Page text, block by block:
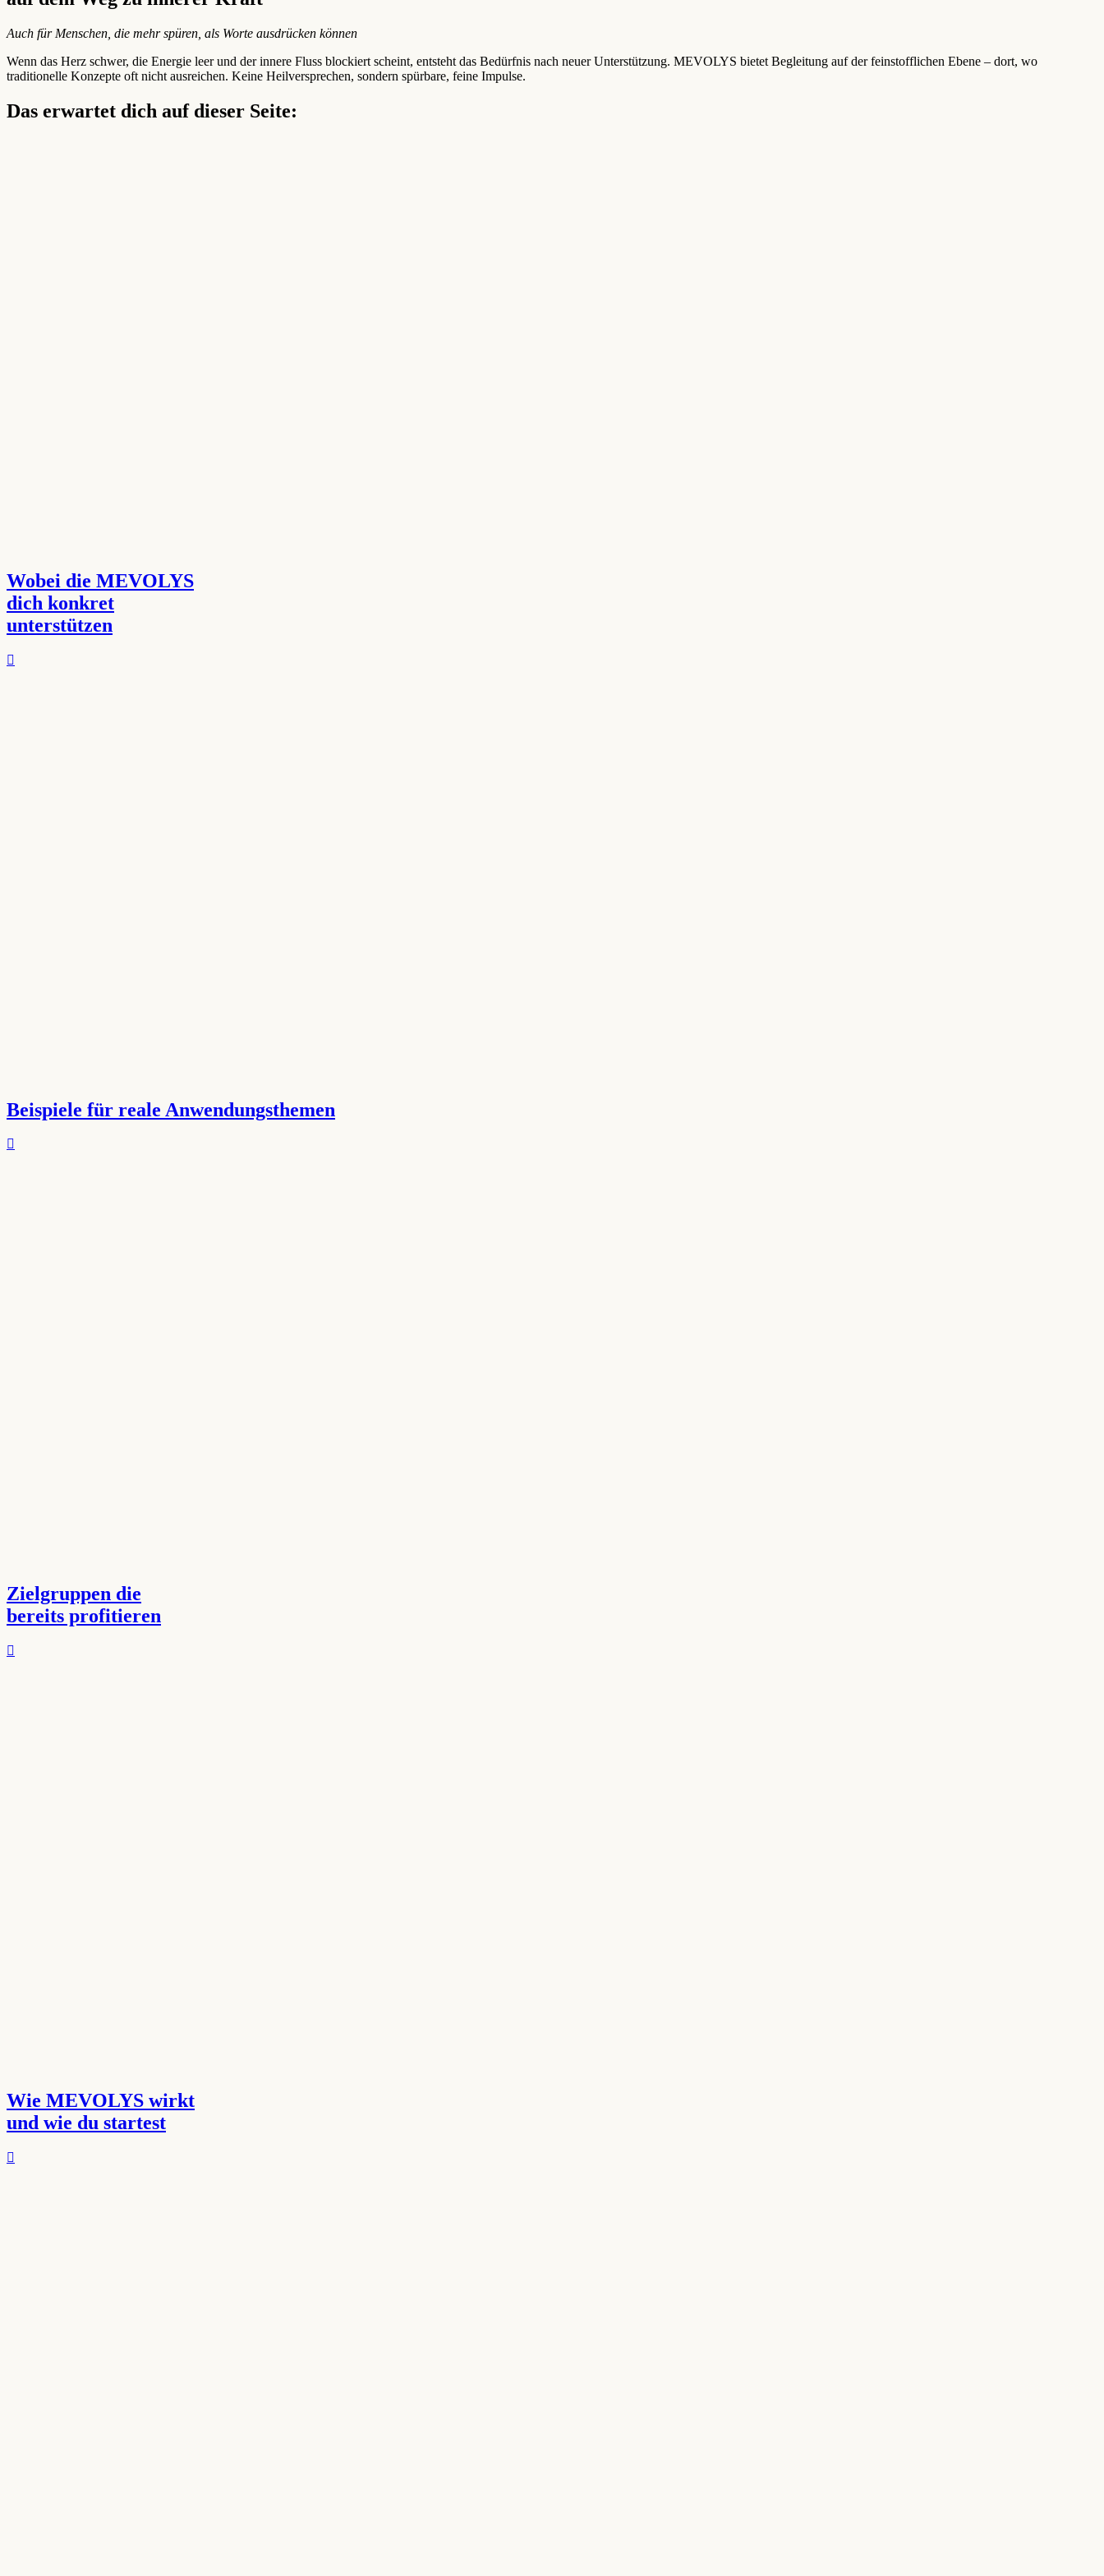
Auch für Menschen, die mehr spüren, als Worte ausdrücken können
Wenn das Herz schwer, die Energie leer und der innere Fluss blockiert scheint, entsteht das Bedürfnis nach neuer Unterstützung. MEVOLYS bietet Begleitung auf der feinstofflichen Ebene – dort, wo
traditionelle Konzepte oft nicht ausreichen. Keine Heilversprechen, sondern spürbare, feine Impulse.
Das erwartet dich auf dieser Seite:
Wobei die MEVOLYS
dich konkret
unterstützen
Beispiele für reale Anwendungsthemen
Zielgruppen die
bereits profitieren
Wie MEVOLYS wirkt
und wie du startest